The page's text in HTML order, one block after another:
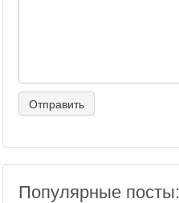
Популярные посты: